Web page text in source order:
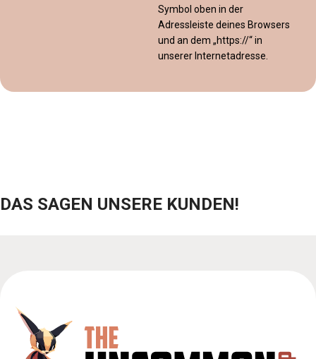
Symbol oben in der
Adressleiste deines Browsers
und an dem „https://“ in
unserer Internetadresse.
DAS SAGEN UNSERE KUNDEN!